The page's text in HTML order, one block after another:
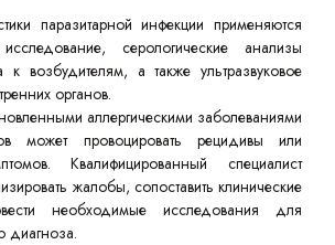
паразитарной инфекции применяются
серологические анализы
к возбудителям, а также ультразвуковое
органов.
аллергическими заболеваниями
может провоцировать рецидивы или
Квалифицированный специалист
жалобы, сопоставить клинические
необходимые исследования для
диагноза.